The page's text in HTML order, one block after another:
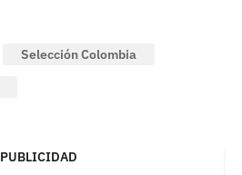
Selección Colombia
PUBLICIDAD